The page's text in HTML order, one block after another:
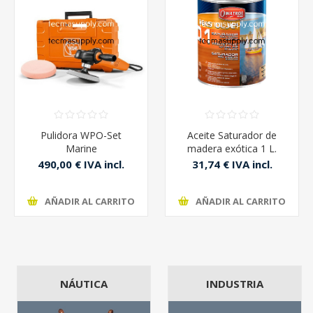
Pulidora WPO-Set
Marine
490,00 € IVA incl.
AÑADIR AL CARRITO
Aceite Saturador de
madera exótica 1 L.
Owatrol D-1
31,74 € IVA incl.
AÑADIR AL CARRITO
NÁUTICA INDUSTRIA